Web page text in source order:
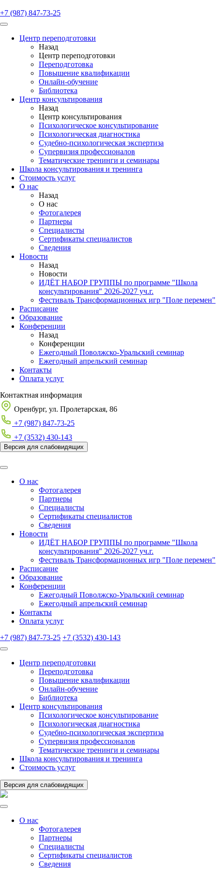
+7 (987) 847-73-25
Центр переподготовки
Назад
Центр переподготовки
Переподготовка
Повышение квалификации
Онлайн-обучение
Библиотека
Центр консультирования
Назад
Центр консультирования
Психологическое консультирование
Психологическая диагностика
Судебно-психологическая экспертиза
Супервизия профессионалов
Тематические тренинги и семинары
Школа консультирования и тренинга
Стоимость услуг
О нас
Назад
О нас
Фотогалерея
Партнеры
Специалисты
Сертификаты специалистов
Сведения
Новости
Назад
Новости
ИДЁТ НАБОР ГРУППЫ по программе "Школа
консультирования" 2026-2027 уч.г.
Фестиваль Трансформационных игр "Поле перемен"
Расписание
Образование
Конференции
Назад
Конференции
Ежегодный Поволжско-Уральский семинар
Ежегодный апрельский семинар
Контакты
Оплата услуг
Контактная информация
Оренбург, ул. Пролетарская, 86
+7 (987) 847-73-25
+7 (3532) 430-143
Версия для слабовидящих
О нас
Фотогалерея
Партнеры
Специалисты
Сертификаты специалистов
Сведения
Новости
ИДЁТ НАБОР ГРУППЫ по программе "Школа
консультирования" 2026-2027 уч.г.
Фестиваль Трансформационных игр "Поле перемен"
Расписание
Образование
Конференции
Ежегодный Поволжско-Уральский семинар
Ежегодный апрельский семинар
Контакты
Оплата услуг
+7 (987) 847-73-25 +7 (3532) 430-143
Центр переподготовки
Переподготовка
Повышение квалификации
Онлайн-обучение
Библиотека
Центр консультирования
Психологическое консультирование
Психологическая диагностика
Судебно-психологическая экспертиза
Супервизия профессионалов
Тематические тренинги и семинары
Школа консультирования и тренинга
Стоимость услуг
Версия для слабовидящих
О нас
Фотогалерея
Партнеры
Специалисты
Сертификаты специалистов
Сведения